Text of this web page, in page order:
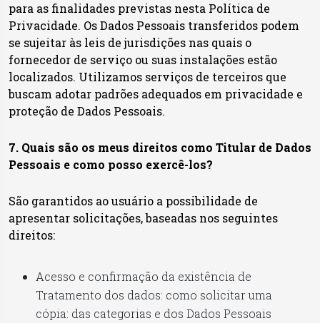
para as finalidades previstas nesta Política de
Privacidade. Os Dados Pessoais transferidos podem
se sujeitar às leis de jurisdições nas quais o
fornecedor de serviço ou suas instalações estão
localizados. Utilizamos serviços de terceiros que
buscam adotar padrões adequados em privacidade e
proteção de Dados Pessoais.
7. Quais são os meus direitos como Titular de Dados
Pessoais e como posso exercê-los?
São garantidos ao usuário a possibilidade de
apresentar solicitações, baseadas nos seguintes
direitos:
Acesso e confirmação da existência de
Tratamento dos dados: como solicitar uma
cópia: das categorias e dos Dados Pessoais